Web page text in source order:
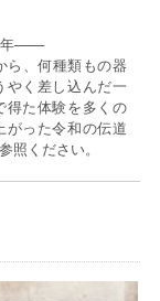
年───
、何種類もの器
やく差し込んだ一
得た体験を多くの
がった令和の伝道
照ください。